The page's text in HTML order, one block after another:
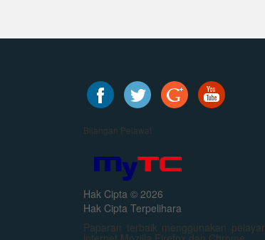
Bilangan Pelawat
Hak Cipta © 2026
Hak Cipta Terpelihara
Paparan terbaik menggunakan pelayar